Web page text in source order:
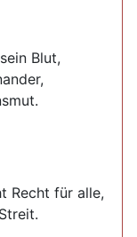
Blut,
Recht für alle,